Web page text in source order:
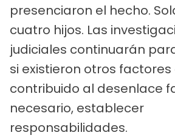
presenciaron el hecho.
cuatro hijos. Las
judiciales continuarán
si existieron otros
contribuido al desenlace
necesario, establecer
responsabilidades.